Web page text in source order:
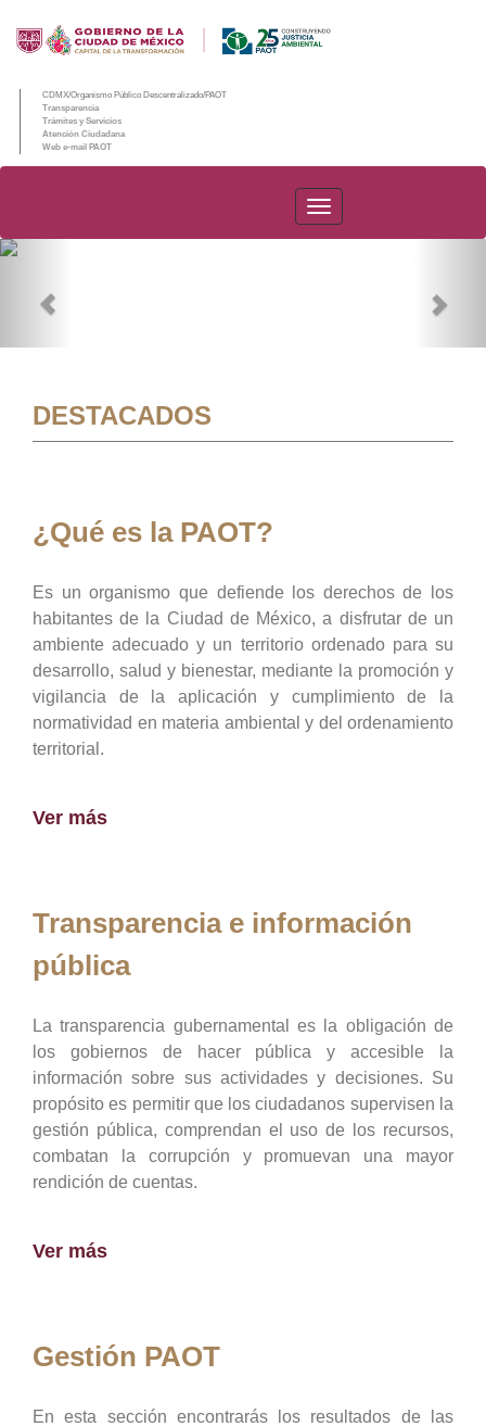
CDMX/Organismo Público Descentralizado/PAOT
Transparencia
Trámites y Servicios
Atención Ciudadana
Web e-mail PAOT
PAOT
DESTACADOS
¿Qué es la PAOT?
Es un organismo que defiende los derechos de los
habitantes de la Ciudad de México, a disfrutar de un
ambiente adecuado y un territorio ordenado para su
desarrollo, salud y bienestar, mediante la promoción y
vigilancia de la aplicación y cumplimiento de la
normatividad en materia ambiental y del ordenamiento
territorial.
Ver más
Transparencia e información
pública
La transparencia gubernamental es la obligación de
los gobiernos de hacer pública y accesible la
información sobre sus actividades y decisiones. Su
propósito es permitir que los ciudadanos supervisen la
gestión pública, comprendan el uso de los recursos,
combatan la corrupción y promuevan una mayor
rendición de cuentas.
Ver más
Gestión PAOT
En esta sección encontrarás los resultados de las